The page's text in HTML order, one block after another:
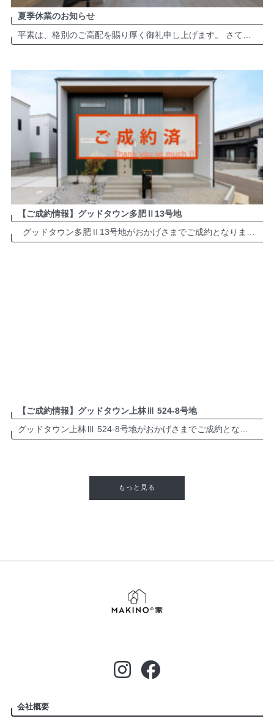
夏季休業のお知らせ
【ご成約情報】グッドタウン多肥Ⅱ13号地
グッドタウン多肥Ⅱ13号地がおかげさまでご成約となりました。誠にありがとうございます。 多肥町近郊でお住まいをお考えの方は、ぜひお気軽にお問い合わせください。 グッドタウン多肥Ⅱ 分譲地・詳細は ＞＞＞＞＞ […]
【ご成約情報】グッドタウン上林Ⅲ 524-8号地
グッドタウン上林Ⅲ 524-8号地がおかげさまでご成約となりました。誠にありがとうございます。 多肥町近郊でお住まいをお考えの方は、ぜひお気軽にお問い合わせください。 グッドタウン上林Ⅲ 分譲地・詳細は ＞＞＞＞＞＞＞ […]
もっと見る
会社概要